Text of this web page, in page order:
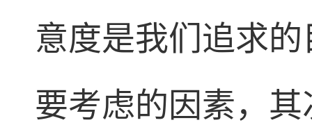
意度是我们追求
要考虑的因素，